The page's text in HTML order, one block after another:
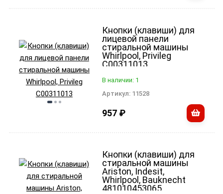
Кнопки (клавиши) для
лицевой панели
стиральной машины
Whirlpool, Privileg
C00311013
В наличии: 1
Артикул: 11528
957 ₽
Кнопки (клавиши) для
стиральной машины
Ariston, Indesit,
Whirlpool, Bauknecht
481010453065